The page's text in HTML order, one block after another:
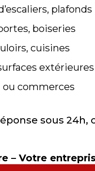
plafonds
boiseries
cuisines
extérieures
ou commerces
sous
– Votre